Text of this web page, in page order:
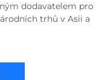
dodavatelem pro
trhů v Asii a